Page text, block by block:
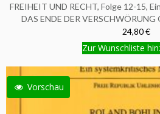
FREIHEIT UND RECHT, Folge 12-15,
DAS ENDE DER VERSCHWÖRUNG
24,80 €
Zur Wunschliste
Vorschau